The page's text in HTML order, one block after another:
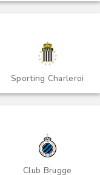
Sporting Charleroi
Club Brugge